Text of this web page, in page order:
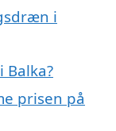
i
prisen på